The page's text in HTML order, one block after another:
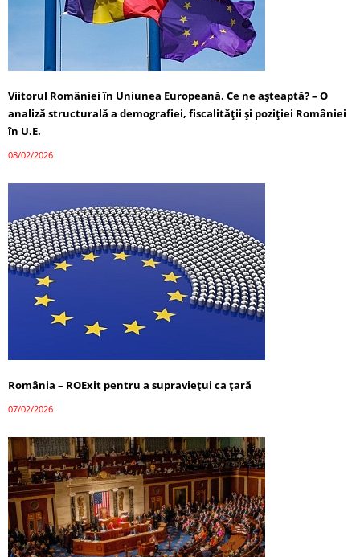
Viitorul României în Uniunea Europeană. Ce ne așteaptă? – O
analiză structurală a demografiei, fiscalității și poziției României
în U.E.
08/02/2026
România – ROExit pentru a supraviețui ca țară
07/02/2026